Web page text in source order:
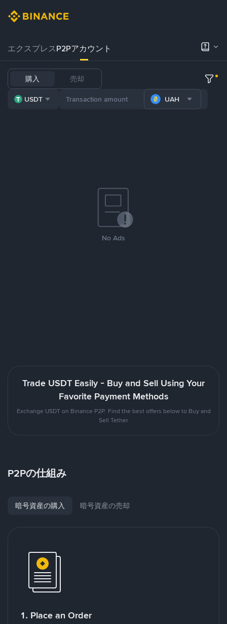
エクスプレスP2Pアカウント
購入 売却
USDT UAH
No Ads
Trade USDT Easily - Buy and Sell Using Your
Favorite Payment Methods
Exchange USDT on Binance P2P. Find the best offers below to Buy and
Sell Tether
P2Pの仕組み
暗号資産の購入 暗号資産の売却
1. Place an Order